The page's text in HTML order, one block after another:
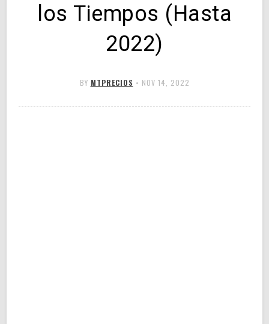
los Tiempos (Hasta
2022)
BY MTPRECIOS • NOV 14, 2022